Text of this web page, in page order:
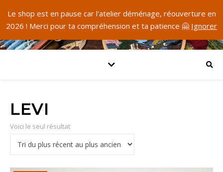
Le shop est en pause car l'atelier déménage, réouverture en
2026 ! Merci pour ta compréhension et ta patience 🤗 Ignorer
LEVI
Voici le seul résultat